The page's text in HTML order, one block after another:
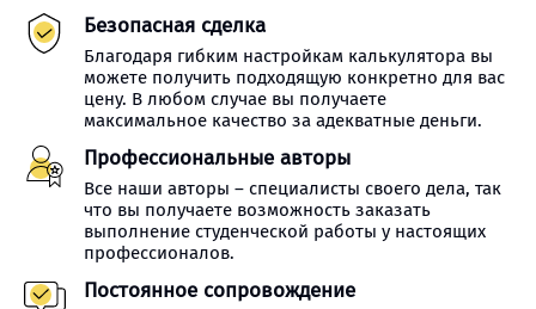
Безопасная сделка
Благодаря гибким настройкам калькулятора вы
можете получить подходящую конкретно для вас
цену. В любом случае вы получаете
максимальное качество за адекватные деньги.
Профессиональные авторы
Все наши авторы – специалисты своего дела, так
что вы получаете возможность заказать
выполнение студенческой работы у настоящих
профессионалов.
Постоянное сопровождение